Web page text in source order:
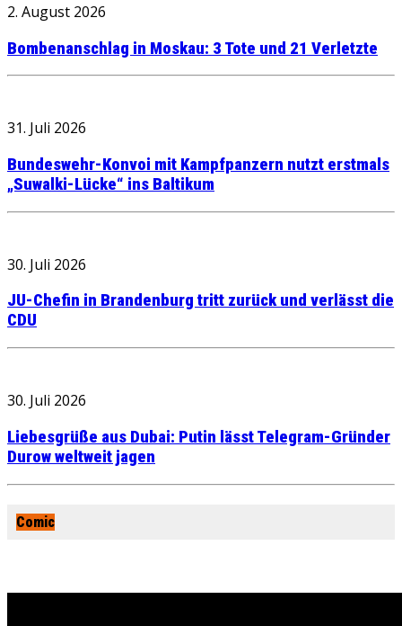
2. August 2026
Bombenanschlag in Moskau: 3 Tote und 21 Verletzte
31. Juli 2026
Bundeswehr-Konvoi mit Kampfpanzern nutzt erstmals
„Suwalki-Lücke“ ins Baltikum
30. Juli 2026
JU-Chefin in Brandenburg tritt zurück und verlässt die
CDU
30. Juli 2026
Liebesgrüße aus Dubai: Putin lässt Telegram-Gründer
Durow weltweit jagen
Comic